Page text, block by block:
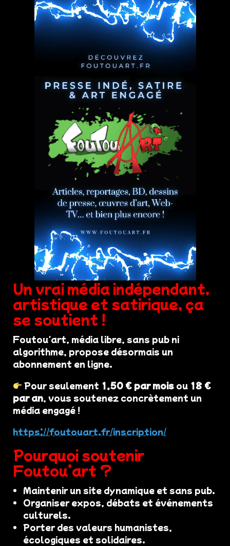
Un vrai média indépendant,
artistique et satirique, ça
se soutient !
Foutou'art, média libre, sans pub ni
algorithme, propose désormais un
abonnement en ligne.
Pour seulement 1,50 € par mois ou 18 €
par an, vous soutenez concrètement un
média engagé !
https://foutouart.fr/inscription/
Pourquoi soutenir
Foutou’art ?
Maintenir un site dynamique et sans pub.
Organiser expos, débats et événements
culturels.
Porter des valeurs humanistes,
écologiques et solidaires.